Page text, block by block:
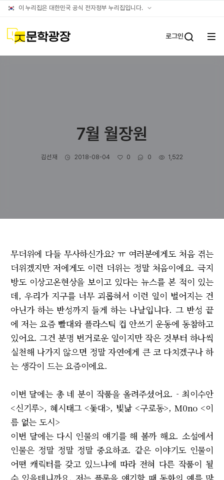
이 누리집은 대한민국 공식 전자정부 누리집입니다. 공식
문학광장 로그인
전체
7월 월장원
작성자
김선재 작성일
2018-08-04 좋아요
0 댓글수
0 조회수
1,522
무더위에 다들 무사하신가요? ㅠ 여러분에게도 처음 겪는
더위겠지만 저에게도 이런 더위는 정말 처음이에요. 극지
방도 이상고온현상을 보이고 있다는 뉴스를 본 적이 있는
데, 우리가 지구를 너무 괴롭혀서 이런 일이 벌어지는 건
아닌가 하는 반성까지 들게 하는 나날입니다. 그 반성 끝
에 저는 요즘 빨대와 플라스틱 컵 안쓰기 운동에 동참하고
있어요. 그건 분명 번거로운 일이지만 작은 것부터 하나씩
실천해 나가지 않으면 정말 자연에게 큰 코 다치겠구나 하
는 생각이 드는 요즘이에요.
이번 달에는 총 네 분이 작품을 올려주셨어요. - 최이수안
<신기루>, 혜시태그 <돛대>, 빛낢 <구로동>, M0no <이
름 없는 도시>
이번 달에는 다시 인물의 얘기를 해 볼까 해요. 소설에서
인물은 정말 정말 정말 중요하죠. 같은 이야기도 인물이
어떤 캐릭터를 갖고 있느냐에 따라 전혀 다른 작품이 될